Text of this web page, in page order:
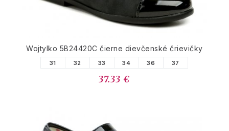
Wojtylko 5B24420C čierne dievčenské črievičky
31 32 33 34 36 37
37.33 €